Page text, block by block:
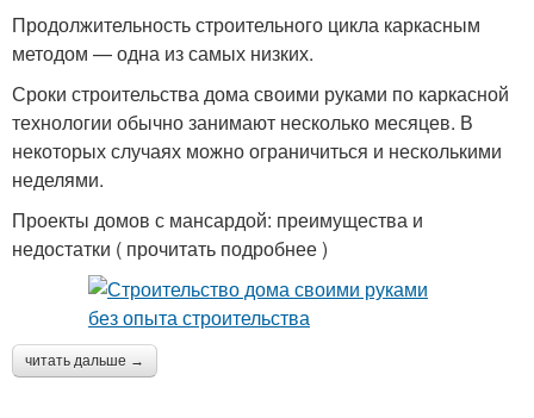
Продолжительность строительного цикла каркасным
методом — одна из самых низких.
Сроки строительства дома своими руками по каркасной
технологии обычно занимают несколько месяцев. В
некоторых случаях можно ограничиться и несколькими
неделями.
Проекты домов с мансардой: преимущества и
недостатки ( прочитать подробнее )
читать дальше →